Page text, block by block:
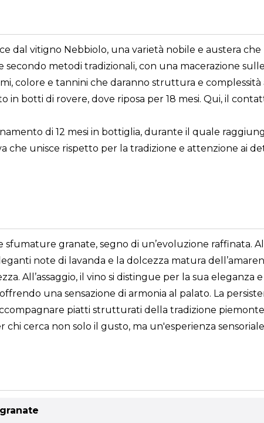
dal vitigno Nebbiolo, una varietà nobile e austera
metodi tradizionali, con una macerazione
colore e tannini che daranno struttura e complessità
in botti di rovere, dove riposa per 18 mesi. Qui, il
di 12 mesi in bottiglia, durante il quale
unisce rispetto per la tradizione e attenzione ai
granate, segno di un’evoluzione raffinata.
note di lavanda e la dolcezza matura
All’assaggio, il vino si distingue per la sua eleganza
una sensazione di armonia al palato. La
piatti strutturati della tradizione
cerca non solo il gusto, ma un'esperienza